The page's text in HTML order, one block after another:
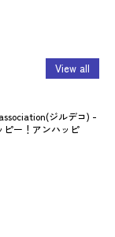
View all
ジルデコ) -
ピー！アンハッピ